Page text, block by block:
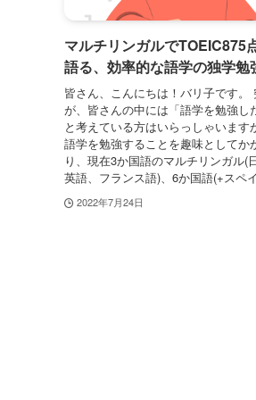
マルチリンガルでTOEIC875
語る、効率的な語学の独学勉
皆さん、こんにちは！バリ子です。
が、皆さんの中には「語学を勉強し
と考えている方はいらっしゃいます
語学を勉強することを趣味としてか
り、現在3か国語のマルチリンガル(
英語、フランス語)、6か国語(+スペ
2022年7月24日